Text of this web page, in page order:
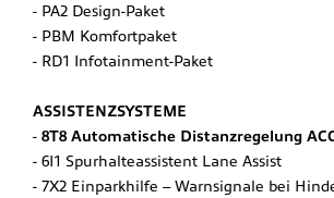
PA2 Design-Paket
PBM Komfortpaket
RD1 Infotainment-Paket
ASSISTENZSYSTEME
8T8 Automatische Distanzregelung
6I1 Spurhalteassistent Lane Assist
7X2 Einparkhilfe – Warnsignale bei